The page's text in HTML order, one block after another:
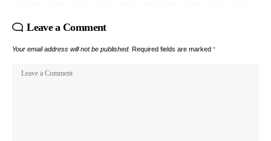
Leave a Comment
Your email address will not be published. Required fields are marked *